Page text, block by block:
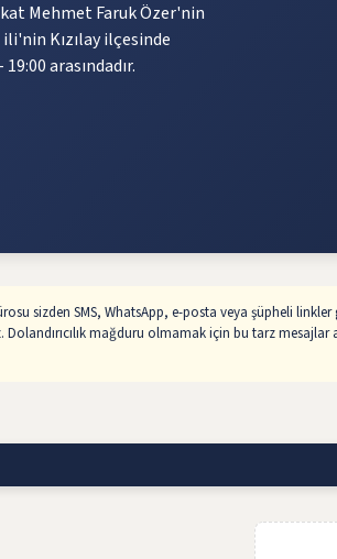
Mehmet Faruk Özer'nin
ili'nin Kızılay ilçesinde
arasındadır.
sizden SMS, WhatsApp, e-posta veya şüpheli
mağduru olmamak için bu tarz mesajlar